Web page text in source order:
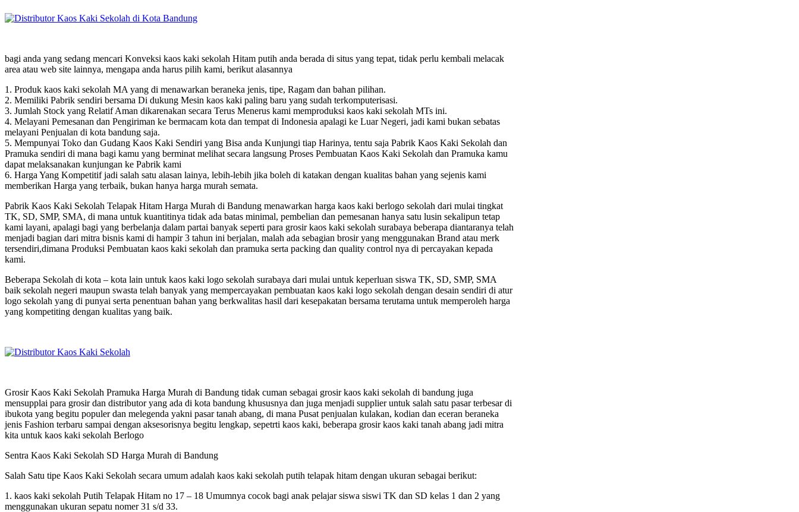
bagi anda yang sedang mencari Konveksi kaos kaki sekolah Hitam putih anda berada di situs yang tepat, tidak perlu kembali melacak
area atau web site lainnya, mengapa anda harus pilih kami, berikut alasannya
1. Produk kaos kaki sekolah MA yang di menawarkan beraneka jenis, tipe, Ragam dan bahan pilihan.
2. Memiliki Pabrik sendiri bersama Di dukung Mesin kaos kaki paling baru yang sudah terkomputerisasi.
3. Jumlah Stock yang Relatif Aman dikarenakan secara Terus Menerus kami memproduksi kaos kaki sekolah MTs ini.
4. Melayani Pemesanan dan Pengiriman ke bermacam kota dan tempat di Indonesia apalagi ke Luar Negeri, jadi kami bukan sebatas
melayani Penjualan di kota bandung saja.
5. Mempunyai Toko dan Gudang Kaos Kaki Sendiri yang Bisa anda Kunjungi tiap Harinya, tentu saja Pabrik Kaos Kaki Sekolah dan
Pramuka sendiri di mana bagi kamu yang berminat melihat secara langsung Proses Pembuatan Kaos Kaki Sekolah dan Pramuka kamu
dapat melaksanakan kunjungan ke Pabrik kami
6. Harga Yang Kompetitif jadi salah satu alasan lainya, lebih-lebih jika boleh di katakan dengan kualitas bahan yang sejenis kami
memberikan Harga yang terbaik, bukan hanya harga murah semata.
Pabrik Kaos Kaki Sekolah Telapak Hitam Harga Murah di Bandung menawarkan harga kaos kaki berlogo sekolah dari mulai tingkat
TK, SD, SMP, SMA, di mana untuk kuantitinya tidak ada batas minimal, pembelian dan pemesanan hanya satu lusin sekalipun tetap
kami layani, apalagi bagi yang berbelanja dalam partai banyak seperti para grosir kaos kaki sekolah surabaya beberapa diantaranya telah
menjadi bagian dari mitra bisnis kami di hampir 3 tahun ini berjalan, malah ada sebagian brosir yang menggunakan Brand atau merk
tersendiri,dimana Produksi Pembuatan kaos kaki sekolah dan pramuka serta packing dan quality control nya di percayakan kepada
kami.
Beberapa Sekolah di kota – kota lain untuk kaos kaki logo sekolah surabaya dari mulai untuk keperluan siswa TK, SD, SMP, SMA
baik sekolah negeri maupun swasta telah banyak yang mempercayakan pembuatan kaos kaki logo sekolah dengan desain sendiri di atur
logo sekolah yang di punyai serta penentuan bahan yang berkwalitas hasil dari kesepakatan bersama terutama untuk memperoleh harga
yang kompetiting dengan kualitas yang baik.
Grosir Kaos Kaki Sekolah Pramuka Harga Murah di Bandung tidak cuman sebagai grosir kaos kaki sekolah di bandung juga
mensupplai para grosir dan distributor yang ada di kota bandung khususnya dan juga menjadi supplier untuk salah satu pasar terbesar di
ibukota yang begitu populer dan melegenda yakni pasar tanah abang, di mana Pusat penjualan kulakan, kodian dan eceran beraneka
jenis Fashion terbaru sampai dengan aksesorisnya begitu lengkap, sepetrti kaos kaki, beberapa grosir kaos kaki tanah abang jadi mitra
kita untuk kaos kaki sekolah Berlogo
Sentra Kaos Kaki Sekolah SD Harga Murah di Bandung
Salah Satu tipe Kaos Kaki Sekolah secara umum adalah kaos kaki sekolah putih telapak hitam dengan ukuran sebagai berikut:
1. kaos kaki sekolah Putih Telapak Hitam no 17 – 18 Umumnya cocok bagi anak pelajar siswa siswi TK dan SD kelas 1 dan 2 yang
menggunakan ukuran sepatu nomer 31 s/d 33.